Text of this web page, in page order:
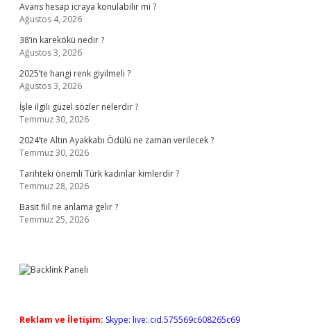
Avans hesap icraya konulabilir mi ?
Ağustos 4, 2026
38’in karekökü nedir ?
Ağustos 3, 2026
2025’te hangi renk giyilmeli ?
Ağustos 3, 2026
İşle ilgili güzel sözler nelerdir ?
Temmuz 30, 2026
2024’te Altın Ayakkabı Ödülü ne zaman verilecek ?
Temmuz 30, 2026
Tarihteki önemli Türk kadınlar kimlerdir ?
Temmuz 28, 2026
Basit fiil ne anlama gelir ?
Temmuz 25, 2026
Reklam ve İletişim: Skype: live:.cid.575569c608265c69